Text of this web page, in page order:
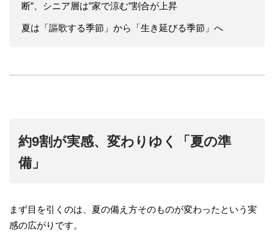
断”、シニア層は”家で涼む”割合が上昇
夏は「謳歌する季節」から「生き延びる季節」へ
約9割が実感、変わりゆく「夏の準
備」
まず目を引くのは、夏の備え方そのものが変わったという実
感の広がりです。